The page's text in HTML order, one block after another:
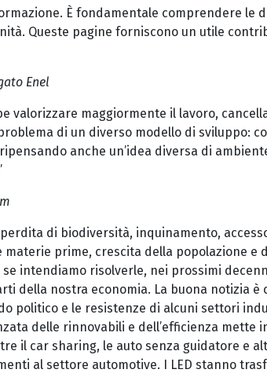
È fondamentale comprendere le
Queste pagine forniscono un utile
Enel
valorizzare maggiormente il lavoro,
di un diverso modello di sviluppo:
anche un’idea diversa di
di biodiversità, inquinamento,
prime, crescita della popolazione e
intendiamo risolverle, nei prossimi
della nostra economia. La buona notizia è
politico e le resistenze di alcuni settori
delle rinnovabili e dell’efficienza mette
il car sharing, le auto senza guidatore e
al settore automotive. I LED stanno